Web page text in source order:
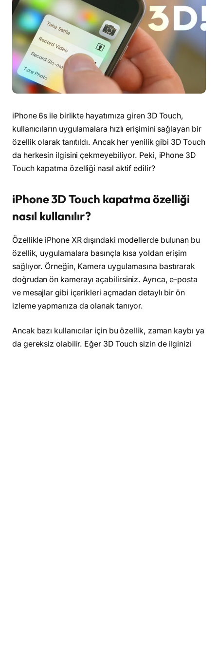
iPhone 6s ile birlikte hayatımıza giren 3D Touch,
kullanıcıların uygulamalara hızlı erişimini sağlayan bir
özellik olarak tanıtıldı. Ancak her yenilik gibi 3D Touch
da herkesin ilgisini çekmeyebiliyor. Peki, iPhone 3D
Touch kapatma özelliği nasıl aktif edilir?
iPhone 3D Touch kapatma özelliği
nasıl kullanılır?
Özellikle iPhone XR dışındaki modellerde bulunan bu
özellik, uygulamalara basınçla kısa yoldan erişim
sağlıyor. Örneğin, Kamera uygulamasına bastırarak
doğrudan ön kamerayı açabilirsiniz. Ayrıca, e-posta
ve mesajlar gibi içerikleri açmadan detaylı bir ön
izleme yapmanıza da olanak tanıyor.
Ancak bazı kullanıcılar için bu özellik, zaman kaybı ya
da gereksiz olabilir. Eğer 3D Touch sizin de ilginizi